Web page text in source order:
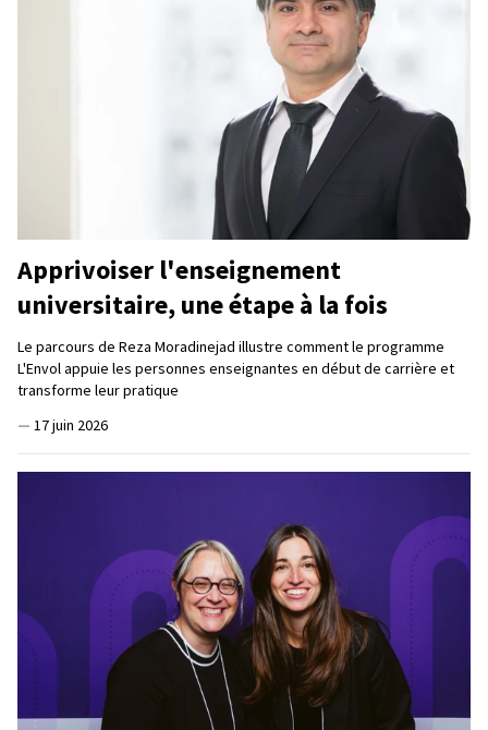
Apprivoiser l'enseignement
universitaire, une étape à la fois
Le parcours de Reza Moradinejad illustre comment le programme
L'Envol appuie les personnes enseignantes en début de carrière et
transforme leur pratique
— 17 juin 2026